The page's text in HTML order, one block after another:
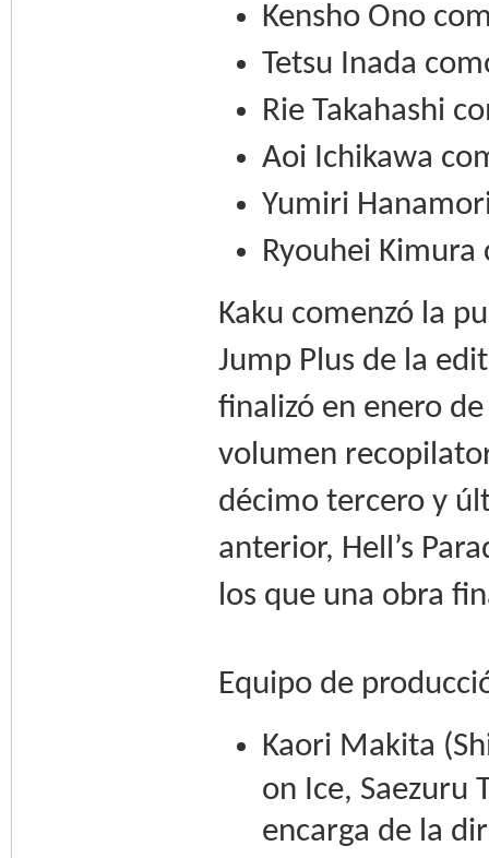
Kensho Ono
Tetsu Inada
Rie Takahashi
Aoi Ichikawa
Yumiri
Ryouhei Kimura
Kaku comenzó la
Jump Plus de la
finalizó en enero
volumen
décimo tercero y
anterior, Hell’s
los que una obra
Equipo de
Kaori Makita
on Ice, Saezuru
encarga de la